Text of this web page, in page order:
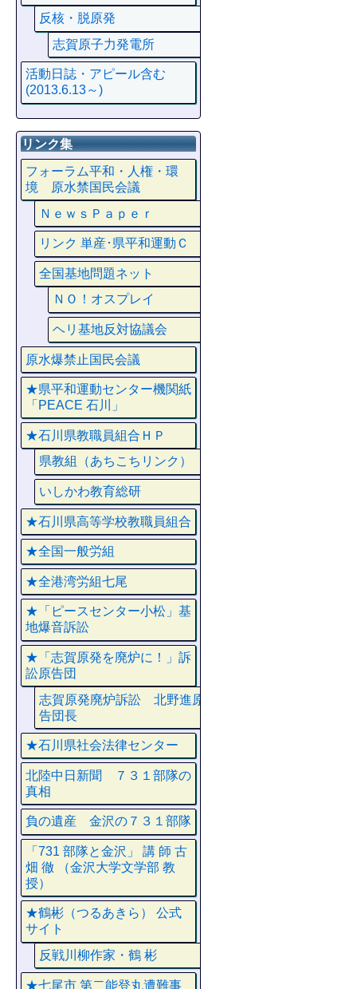
反核・脱原発
志賀原子力発電所
活動日誌・アピール含む
(2013.6.13～)
リンク集
フォーラム平和・人権・環
境 原水禁国民会議
ＮｅｗｓＰａｐｅｒ
リンク 単産･県平和運動Ｃ
全国基地問題ネット
ＮＯ！オスプレイ
ヘリ基地反対協議会
原水爆禁止国民会議
★県平和運動センター機関紙
「PEACE 石川」
★石川県教職員組合ＨＰ
県教組（あちこちリンク）
いしかわ教育総研
★石川県高等学校教職員組合
★全国一般労組
★全港湾労組七尾
★「ピースセンター小松」基
地爆音訴訟
★「志賀原発を廃炉に！」訴
訟原告団
志賀原発廃炉訴訟 北野進原
告団長
★石川県社会法律センター
北陸中日新聞 ７３１部隊の
真相
負の遺産 金沢の７３１部隊
「731 部隊と金沢」 講 師 古
畑 徹 （金沢大学文学部 教
授）
★鶴彬（つるあきら） 公式
サイト
反戦川柳作家・鶴 彬
★七尾市 第二能登丸遭難事